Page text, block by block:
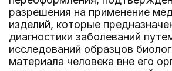
разрешения на применение
изделий, которые
диагностики заболеваний
исследований образцов
материала человека вне его